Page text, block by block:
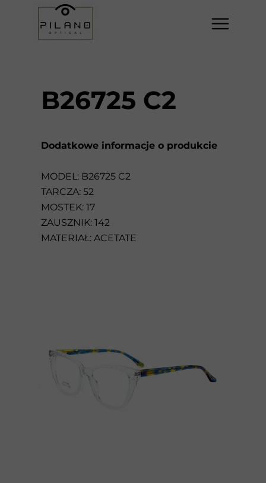
Dodatkowe informacje o produkcie
MODEL: B26725 C2
TARCZA: 52
MOSTEK: 17
ZAUSZNIK: 142
MATERIAŁ: ACETATE
B26725 C2